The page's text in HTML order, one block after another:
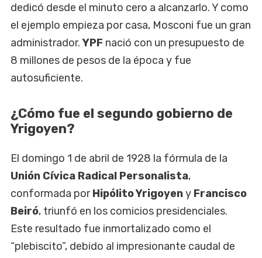
dedicó desde el minuto cero a alcanzarlo. Y como
el ejemplo empieza por casa, Mosconi fue un gran
administrador.YPF nació con un presupuesto de
8 millones de pesos de la época y fue
autosuficiente.
¿Cómo fue el segundo gobierno de
Yrigoyen?
El domingo 1 de abril de 1928 la fórmula de la
Unión Cívica Radical Personalista,
conformada porHipólito Yrigoyeny Francisco
Beiró, triunfó en los comicios presidenciales.
Este resultado fue inmortalizado como el
“plebiscito”, debido al impresionante caudal de